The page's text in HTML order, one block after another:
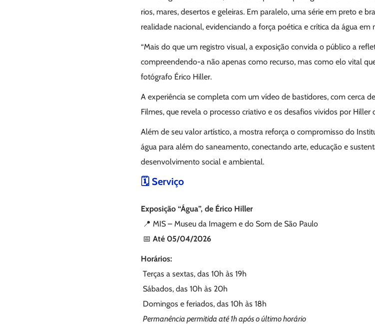
rios, mares, desertos e geleiras. Em paralelo, uma série em preto e
realidade nacional, evidenciando a força poética e crítica da água em
“Mais do que um registro visual, a exposição convida o público a
compreendendo-a não apenas como recurso, mas como elo vital
fotógrafo Érico Hiller.
A experiência se completa com um vídeo de bastidores, com cerca
Filmes, que revela o processo criativo e os desafios vividos por
Além de seu valor artístico, a mostra reforça o compromisso do
água para além do saneamento, conectando arte, educação e
desenvolvimento social e ambiental.
🗓 Serviço
Exposição “Água”, de Érico Hiller
📍 MIS – Museu da Imagem e do Som de São Paulo
📅 Até 05/04/2026
Horários:
Terças a sextas, das 10h às 19h
Sábados, das 10h às 20h
Domingos e feriados, das 10h às 18h
Permanência permitida até 1h após o último horário